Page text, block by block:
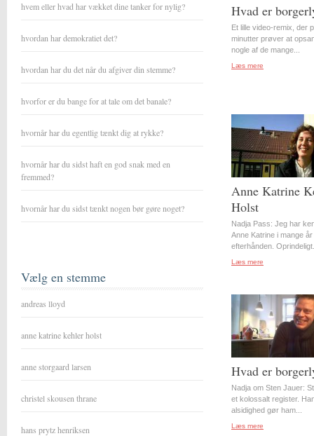
hvem eller hvad har vækket dine tanker for nylig?
hvordan har demokratiet det?
hvordan har du det når du afgiver din stemme?
hvorfor er du bange for at tale om det banale?
hvornår har du egentlig tænkt dig at rykke?
hvornår har du sidst haft en god snak med en
fremmed?
hvornår har du sidst tænkt nogen bør gøre noget?
Vælg en stemme
andreas lloyd
anne katrine kehler holst
anne storgaard larsen
christel skousen thrane
hans prytz henriksen
Hvad er
Et lille video-remix, der
minutter prøver at
nogle af de mange...
Læs mere
Anne Katrine
Holst
Nadja Pass: Jeg har
Anne Katrine i mange år
efterhånden.
Læs mere
Hvad er
Nadja om Sten Jauer:
et kolossalt register.
alsidighed gør ham...
Læs mere